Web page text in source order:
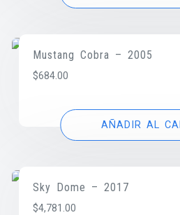
Mustang Cobra – 2005
$684.00
AÑADIR AL
Sky Dome – 2017
$4,781.00